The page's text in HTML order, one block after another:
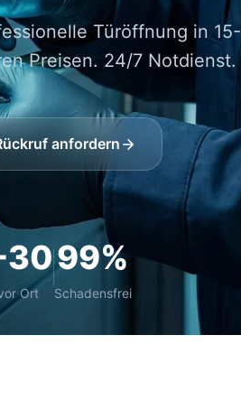
Türöffnung in 15-
Preisen. 24/7 Notdienst.
anfordern
30
Ort
99%
Schadensfrei